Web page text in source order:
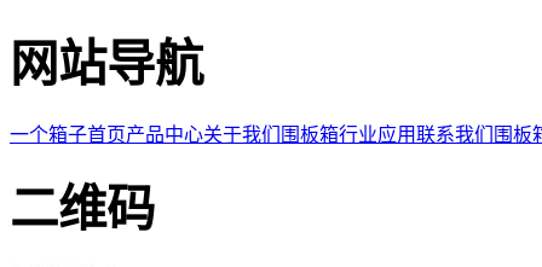
网站导航
一个箱子首页产品中心关于我们 围板箱行业应用联系我们 围板
二维码